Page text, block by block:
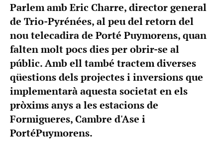
Parlem amb Eric Charre, director general
de Trio-Pyrénées, al peu del retorn del
nou telecadira de Porté Puymorens, quan
falten molt pocs dies per obrir-se al
públic. Amb ell també tractem diverses
qüestions dels projectes i inversions que
implementarà aquesta societat en els
pròxims anys a les estacions de
Formigueres, Cambre d'Ase i
PortéPuymorens.